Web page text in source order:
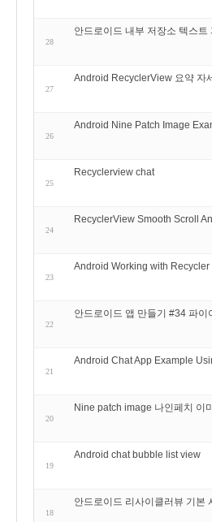
28
안드로이드 내부 저장소 텍스
27
Android RecyclerView 요약 자
26
Android Nine Patch Image
25
Recyclerview chat
24
RecyclerView Smooth Scroll
23
Android Working with
22
안드로이드 앱 만들기 #34 파
21
Android Chat App Example
20
Nine patch image 나인페치 이
19
Android chat bubble list view
18
안드로이드 리사이클러뷰 기